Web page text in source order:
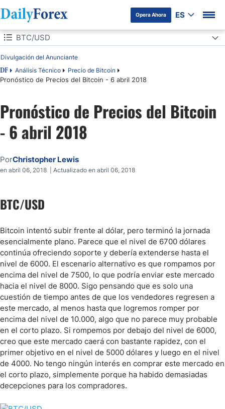
Opera Ahora ES
Tabla de contenidos
DF Análisis Técnico Precio de Bitcoin
Pronóstico de Precios del Bitcoin - 6 abril 2018
Divulgación del Anunciante
BTC/USD
BTC/USD
BTC/JPY
Pronóstico de Precios del Bitcoin
- 6 abril 2018
PorChristopher Lewis
en abril 06, 2018 | Actualizado en abril 06, 2018
BTC/USD
Bitcoin intentó subir frente al dólar, pero terminó la jornada
esencialmente plano. Parece que el nivel de 6700 dólares
continúa ofreciendo soporte y debería extenderse hasta el
nivel de 6000. El escenario alternativo es que rompamos por
encima del nivel de 7500, lo que podría enviar este mercado
hacia el nivel de 8000. Sigo pensando que es solo una
cuestión de tiempo antes de que los vendedores regresen a
este mercado, al menos hasta que logremos romper por
encima del nivel de 10.000, algo que no parece muy probable
en el corto plazo. Si rompemos por debajo del nivel de 6000,
creo que este mercado caerá con bastante rapidez, con el
primer objetivo en el nivel de 5000 dólares y luego en el nivel
de 4000. No tengo ningún interés en comprar este mercado en
el corto plazo, simplemente porque ha habido demasiadas
decepciones para los compradores.